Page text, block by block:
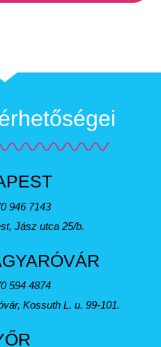
946 7143
Jász utca 25/b.
594 4874
Kossuth L. u. 99-101.